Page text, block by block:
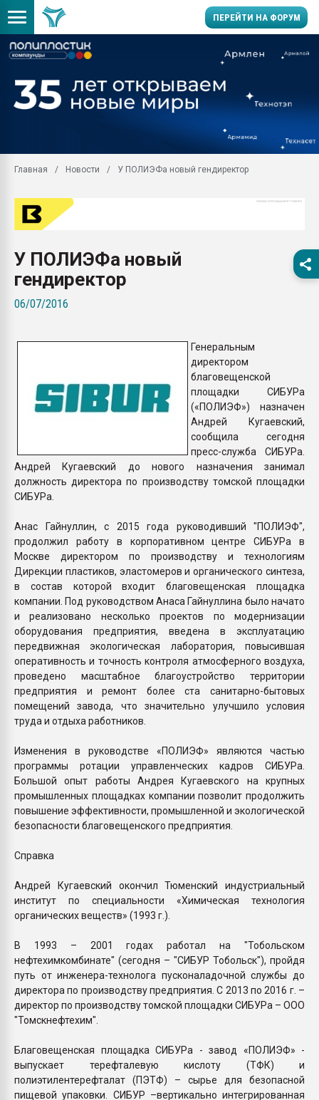
ПЕРЕЙТИ НА ФОРУМ
универсальны, что
умельцы изготовили
Продажа готового
производство SPC
заводу пластмасс"
Вакуум-формовочные
ближайшее
Подмосковье, Москва
ситуацией на
ПЕРЕЙТИ НА
Главная Новости У ПОЛИЭФа новый гендиректор
У ПОЛИЭФа новый
гендиректор
06/07/2016
Генеральным
директором
благовещенской
площадки СИБУРа
(«ПОЛИЭФ») назначен
Андрей Кугаевский,
сообщила сегодня
пресс-служба СИБУРа.
Андрей Кугаевский до нового назначения занимал
должность директора по производству томской площадки
СИБУРа.
Анас Гайнуллин, с 2015 года руководивший "ПОЛИЭФ",
продолжил работу в корпоративном центре СИБУРа в
Москве директором по производству и технологиям
Дирекции пластиков, эластомеров и органического синтеза,
в состав которой входит благовещенская площадка
компании. Под руководством Анаса Гайнуллина было начато
и реализовано несколько проектов по модернизации
оборудования предприятия, введена в эксплуатацию
передвижная экологическая лаборатория, повысившая
оперативность и точность контроля атмосферного воздуха,
проведено масштабное благоустройство территории
предприятия и ремонт более ста санитарно-бытовых
помещений завода, что значительно улучшило условия
труда и отдыха работников.
Изменения в руководстве «ПОЛИЭФ» являются частью
программы ротации управленческих кадров СИБУРа.
Большой опыт работы Андрея Кугаевского на крупных
промышленных площадках компании позволит продолжить
повышение эффективности, промышленной и экологической
безопасности благовещенского предприятия.
Справка
Андрей Кугаевский окончил Тюменский индустриальный
институт по специальности «Химическая технология
органических веществ» (1993 г.).
В 1993 – 2001 годах работал на "Тобольском
нефтехимкомбинате" (сегодня – "СИБУР Тобольск"), пройдя
путь от инженера-технолога пусконаладочной службы до
директора по производству предприятия. С 2013 по 2016 г. –
директор по производству томской площадки СИБУРа – ООО
"Томскнефтехим".
Благовещенская площадка СИБУРа - завод «ПОЛИЭФ» -
выпускает терефталевую кислоту (ТФК) и
полиэтилентерефталат (ПЭТФ) – сырье для безопасной
пищевой упаковки. СИБУР –вертикально интегрированная